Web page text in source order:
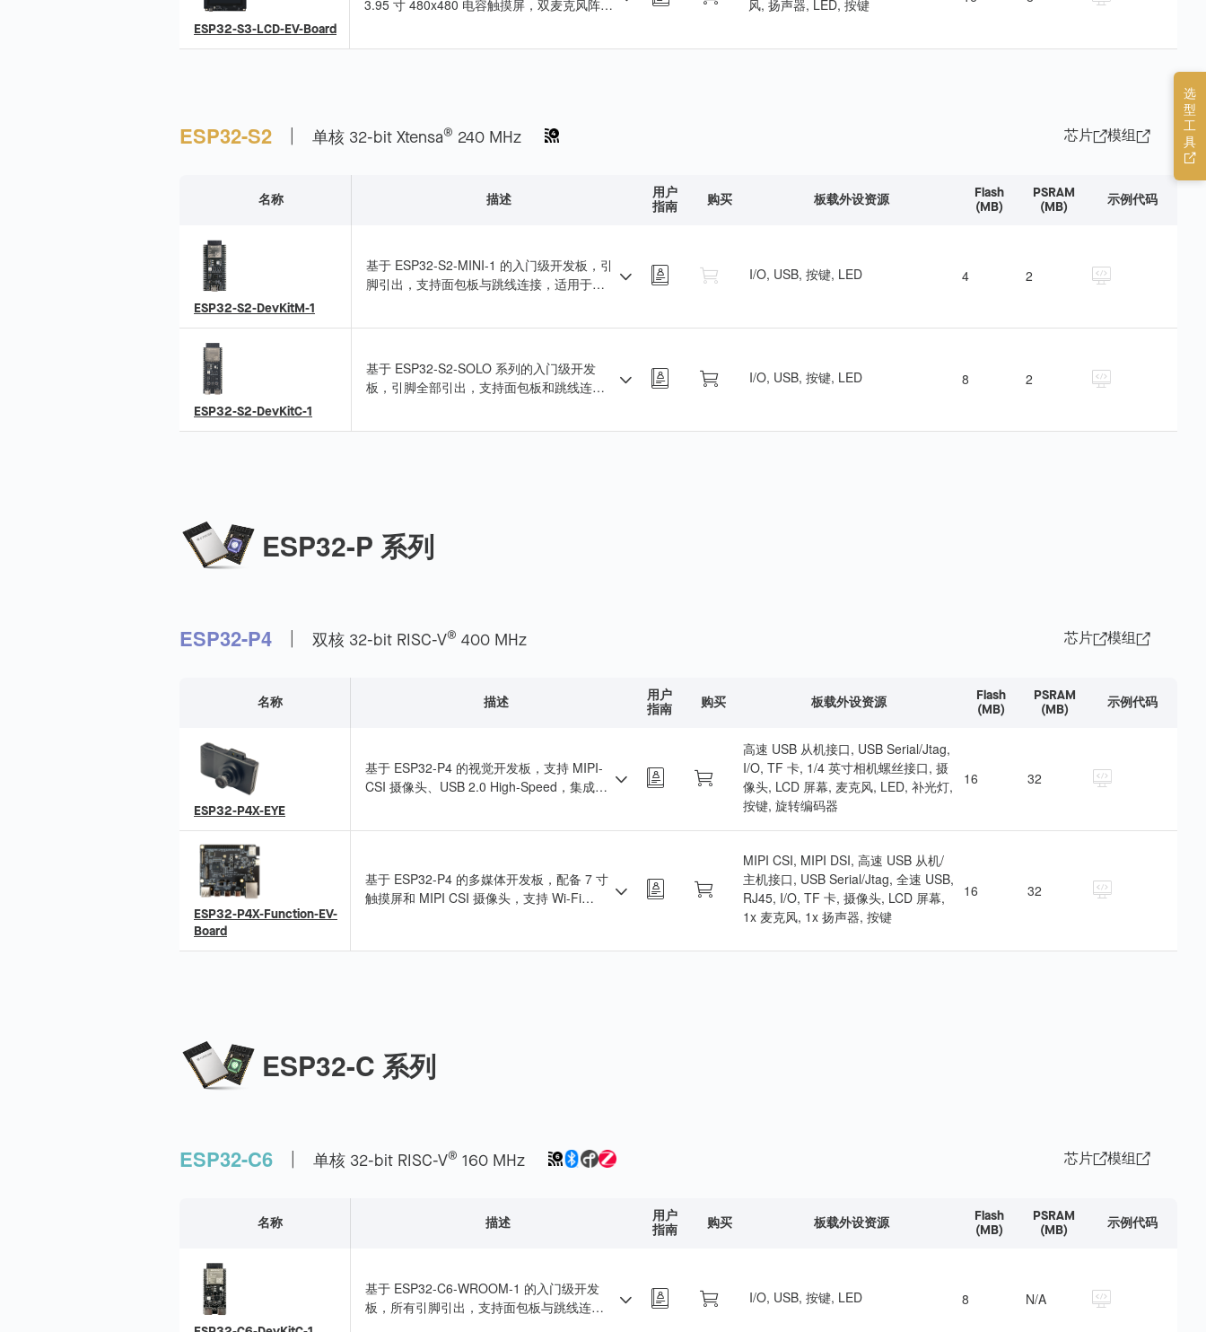
ESP32-S3-LCD-EV-Board
3.95 寸 480x480 电容触摸屏，双麦克风阵
风, 扬声器, LED, 按键
ESP32-S2 单核 32-bit Xtensa® 240 MHz 芯片 模组
名称 描述
用户
指南
购买 板载外设资源
Flash
(MB)
PSRAM
(MB)
示例代码
ESP32-S2-DevKitM-1
基于 ESP32-S2-MINI-1 的入门级开发板，引
脚引出，支持面包板与跳线连接，适用于
I/O, USB, 按键, LED 4 2
ESP32-S2-DevKitC-1
基于 ESP32-S2-SOLO 系列的入门级开发
板，引脚全部引出，支持面包板和跳线连
I/O, USB, 按键, LED 8 2
ESP32-P 系列
ESP32-P4 双核 32-bit RISC-V® 400 MHz 芯片 模组
名称 描述
用户
指南
购买 板载外设资源
Flash
(MB)
PSRAM
(MB)
示例代码
ESP32-P4X-EYE
基于 ESP32-P4 的视觉开发板，支持 MIPI-
CSI 摄像头、USB 2.0 High-Speed，集成麦
高速 USB 从机接口, USB Serial/Jtag,
I/O, TF 卡, 1/4 英寸相机螺丝接口, 摄
像头, LCD 屏幕, 麦克风, LED, 补光灯,
按键, 旋转编码器
16 32
ESP32-P4X-Function-EV-
Board
基于 ESP32-P4 的多媒体开发板，配备 7 寸
触摸屏和 MIPI CSI 摄像头，支持 Wi-Fi
MIPI CSI, MIPI DSI, 高速 USB 从机/
主机接口, USB Serial/Jtag, 全速 USB,
RJ45, I/O, TF 卡, 摄像头, LCD 屏幕,
1x 麦克风, 1x 扬声器, 按键
16 32
ESP32-C 系列
ESP32-C6 单核 32-bit RISC-V® 160 MHz 芯片 模组
名称 描述
用户
指南
购买 板载外设资源
Flash
(MB)
PSRAM
(MB)
示例代码
基于 ESP32-C6-WROOM-1 的入门级开发
板，所有引脚引出，支持面包板与跳线连
I/O, USB, 按键, LED 8 N/A
选
型
工
具